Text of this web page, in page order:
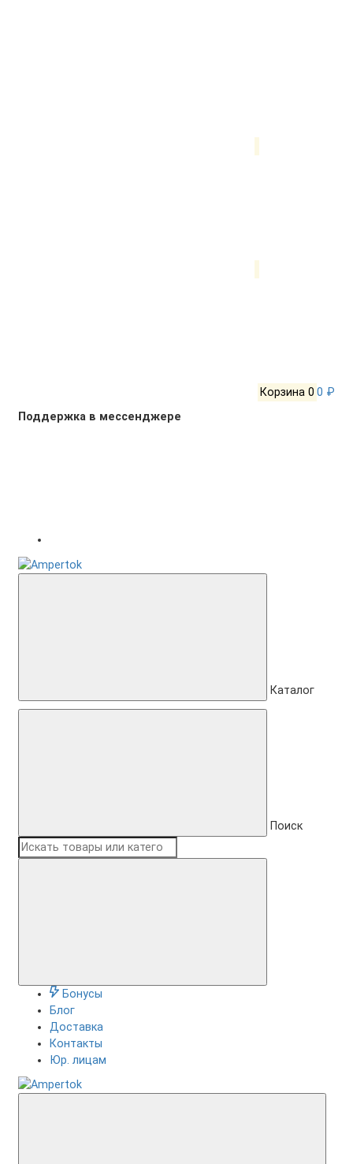
Корзина 0 0 ₽
Поддержка в мессенджере
Каталог
Поиск
Бонусы
Блог
Доставка
Контакты
Юр. лицам